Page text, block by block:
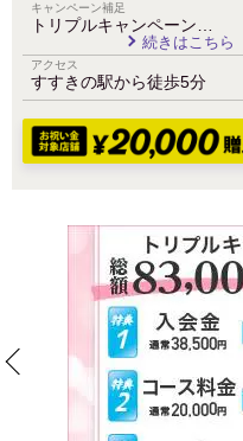
キャンペーン補足
トリプルキャンペーン…
続きはこちら
アクセス
すすきの駅から徒歩5分